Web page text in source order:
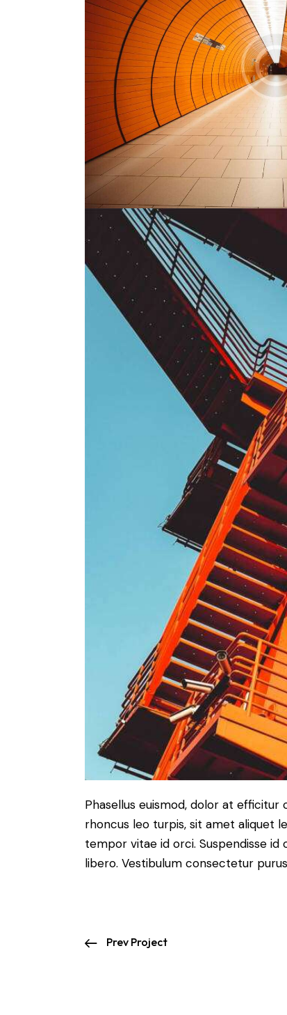
Phasellus euismod, dolor at efficitur
rhoncus leo turpis, sit amet aliquet
tempor vitae id orci. Suspendisse
libero. Vestibulum consectetur
Prev Project